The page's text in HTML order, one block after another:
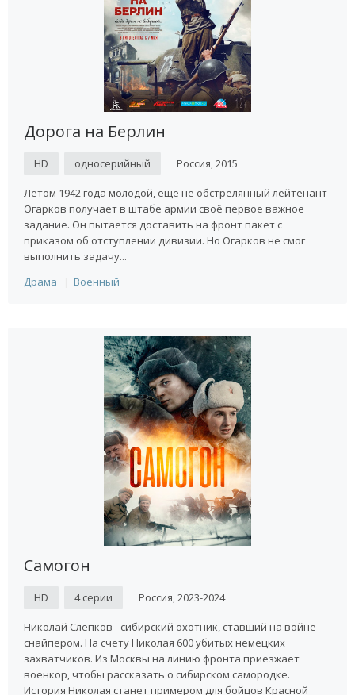
Дорога на Берлин
HD односерийный Россия, 2015
Летом 1942 года молодой, ещё не обстрелянный лейтенант
Огарков получает в штабе армии своё первое важное
задание. Он пытается доставить на фронт пакет с
приказом об отступлении дивизии. Но Огарков не смог
выполнить задачу...
Драма
Военный
Самогон
HD 4 серии Россия, 2023-2024
Николай Слепков - сибирский охотник, ставший на войне
снайпером. На счету Николая 600 убитых немецких
захватчиков. Из Москвы на линию фронта приезжает
военкор, чтобы рассказать о сибирском самородке.
История Николая станет примером для бойцов Красной